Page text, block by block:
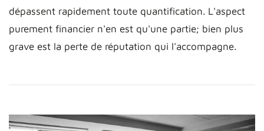
dépassent rapidement toute quantification. L'aspect
purement financier n'en est qu'une partie; bien plus
grave est la perte de réputation qui l'accompagne.